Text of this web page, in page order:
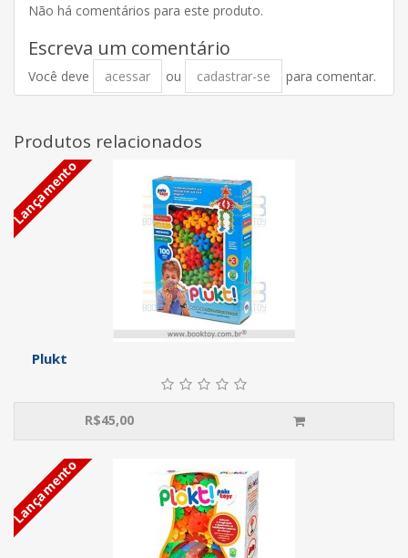
Não há comentários para este produto.
Escreva um comentário
Você deve acessar ou cadastrar-se para comentar.
Produtos relacionados
Lançamento
Plukt
R$45,00
Lançamento